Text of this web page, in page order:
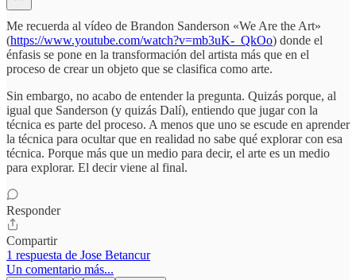
Me recuerda al vídeo de Brandon Sanderson «We Are the Art»
(https://www.youtube.com/watch?v=mb3uK-_QkOo) donde el
énfasis se pone en la transformación del artista más que en el
proceso de crear un objeto que se clasifica como arte.
Sin embargo, no acabo de entender la pregunta. Quizás porque, al
igual que Sanderson (y quizás Dalí), entiendo que jugar con la
técnica es parte del proceso. A menos que uno se escude en aprender
la técnica para ocultar que en realidad no sabe qué explorar con esa
técnica. Porque más que un medio para decir, el arte es un medio
para explorar. El decir viene al final.
Responder
Compartir
1 respuesta de Jose Betancur
Un comentario más...